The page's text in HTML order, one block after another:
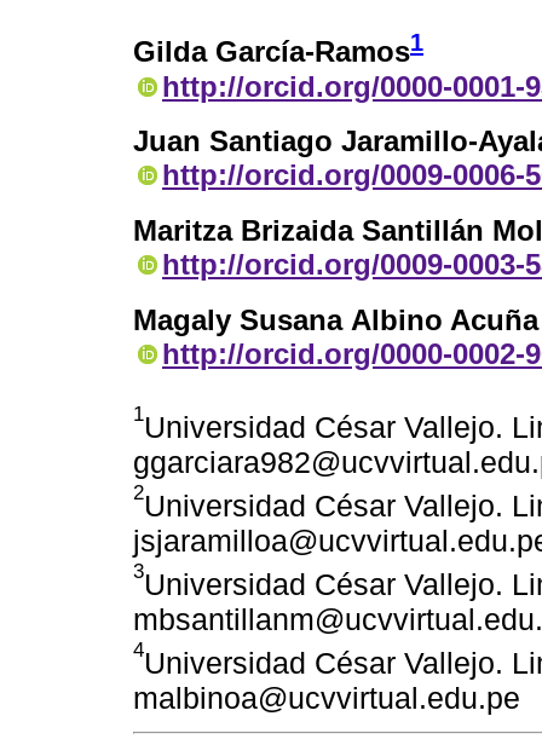
Gilda García-Ramos1
http://orcid.org/0000-0001-
Juan Santiago Jaramillo-
http://orcid.org/0009-0006-
Maritza Brizaida Santillán
http://orcid.org/0009-0003-
Magaly Susana Albino
http://orcid.org/0000-0002-
1Universidad César Vallejo.
2Universidad César Vallejo.
3Universidad César Vallejo.
4Universidad César Vallejo.
malbinoa@ucvvirtual.edu.pe